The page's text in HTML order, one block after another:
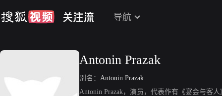
导航
Antonin Prazak
别名： Antonin Prazak
Antonin Prazak，演员，代表作有《宴会与客